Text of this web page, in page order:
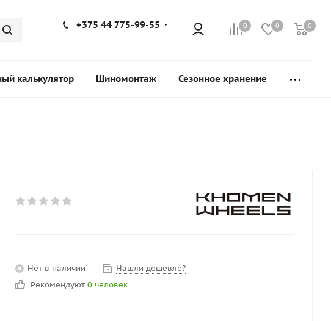
0 0 0
+375 44 775-99-55
калькулятор Шиномонтаж Сезонное хранение
Нет в наличии
Нашли дешевле?
Рекомендуют 0 человек